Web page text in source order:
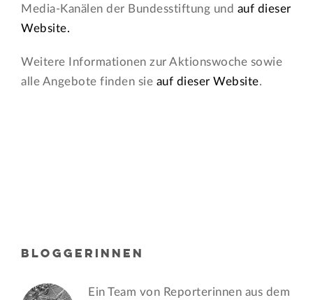
Media-Kanälen der Bundesstiftung und auf dieser
Website.
Weitere Informationen zur Aktionswoche sowie
alle Angebote finden sie auf dieser Website.
BLOGGERINNEN
Ein Team von Reporterinnen aus dem